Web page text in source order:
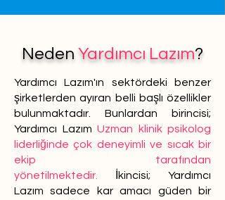
Neden Yardımcı Lazım?
Yardımcı Lazım'ın sektördeki benzer
şirketlerden ayıran belli başlı özellikler
bulunmaktadır. Bunlardan birincisi;
Yardımcı Lazım Uzman klinik psikolog
liderliğinde çok deneyimli ve sıcak bir
ekip tarafından
yönetilmektedir.
İkincisi; Yardımcı
Lazım sadece kar amacı güden bir